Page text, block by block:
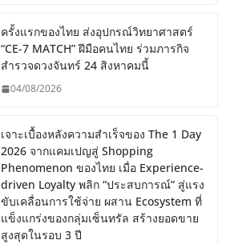
ครั้งแรกของไทย ส่งอุปกรณ์วิทยาศาสตร์
“CE-7 MATCH” ฝีมือคนไทย ร่วมภารกิจ
สำรวจดวงจันทร์ 24 สิงหาคมนี้
04/08/2026
เจาะเบื้องหลังความสำเร็จของ The 1 Day
2026 จากแคมเปญสู่ Shopping
Phenomenon ของไทย เมื่อ Experience-
driven Loyalty พลิก “ประสบการณ์” สู่แรง
ขับเคลื่อนการใช้จ่าย ผสาน Ecosystem ที่
แข็งแกร่งของกลุ่มเซ็นทรัล สร้างยอดขาย
สูงสุดในรอบ 3 ปี